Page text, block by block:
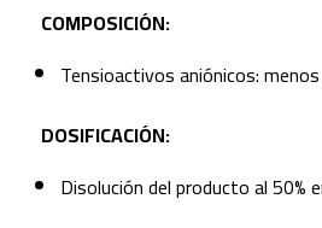
COMPOSICIÓN:
Tensioactivos aniónicos: menos
DOSIFICACIÓN:
Disolución del producto al 50%